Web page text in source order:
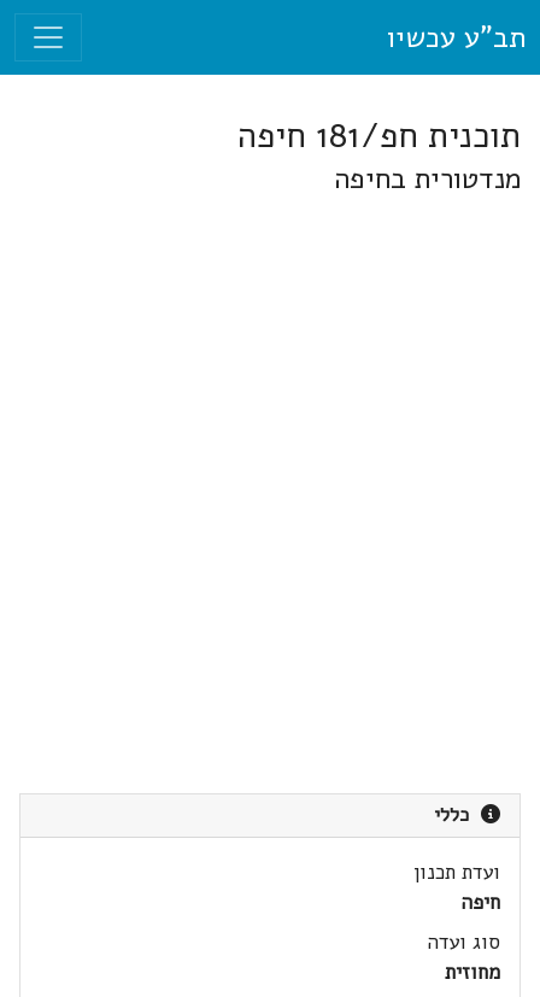
תב"ע עכשיו
תוכנית חפ/181 חיפה
מנדטורית בחיפה
כללי
ועדת תכנון
חיפה
סוג ועדה
מחוזית